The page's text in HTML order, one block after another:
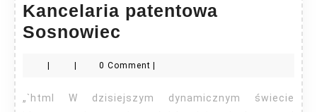
Kancelaria patentowa
Sosnowiec
Sosnowiec
0 Comment
„`html W dzisiejszym dynamicznym świecie